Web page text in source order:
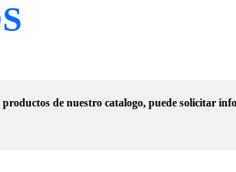
productos de nuestro catalogo, puede solicitar